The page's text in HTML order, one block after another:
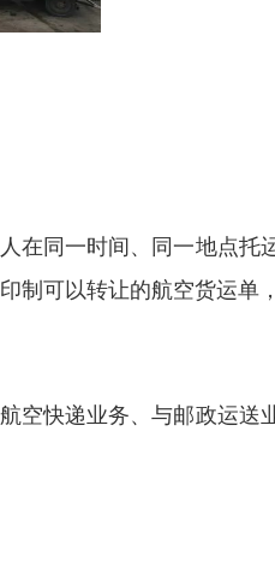
在同一时间、同一地点
制可以转让的航空货运单
空快递业务、与邮政运